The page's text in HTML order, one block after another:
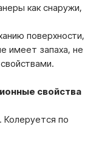
как снаружи,
поверхности,
имеет запаха, не
свойства
Колеруется по